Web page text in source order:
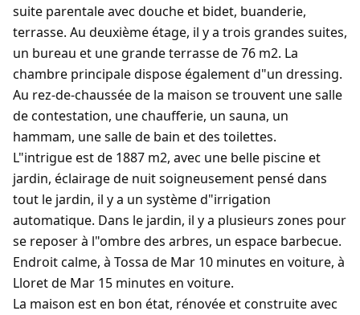
suite parentale avec douche et bidet, buanderie,
terrasse. Au deuxième étage, il y a trois grandes suites,
un bureau et une grande terrasse de 76 m2. La
chambre principale dispose également d"un dressing.
Au rez-de-chaussée de la maison se trouvent une salle
de contestation, une chaufferie, un sauna, un
hammam, une salle de bain et des toilettes.
L"intrigue est de 1887 m2, avec une belle piscine et
jardin, éclairage de nuit soigneusement pensé dans
tout le jardin, il y a un système d"irrigation
automatique. Dans le jardin, il y a plusieurs zones pour
se reposer à l"ombre des arbres, un espace barbecue.
Endroit calme, à Tossa de Mar 10 minutes en voiture, à
Lloret de Mar 15 minutes en voiture.
La maison est en bon état, rénovée et construite avec